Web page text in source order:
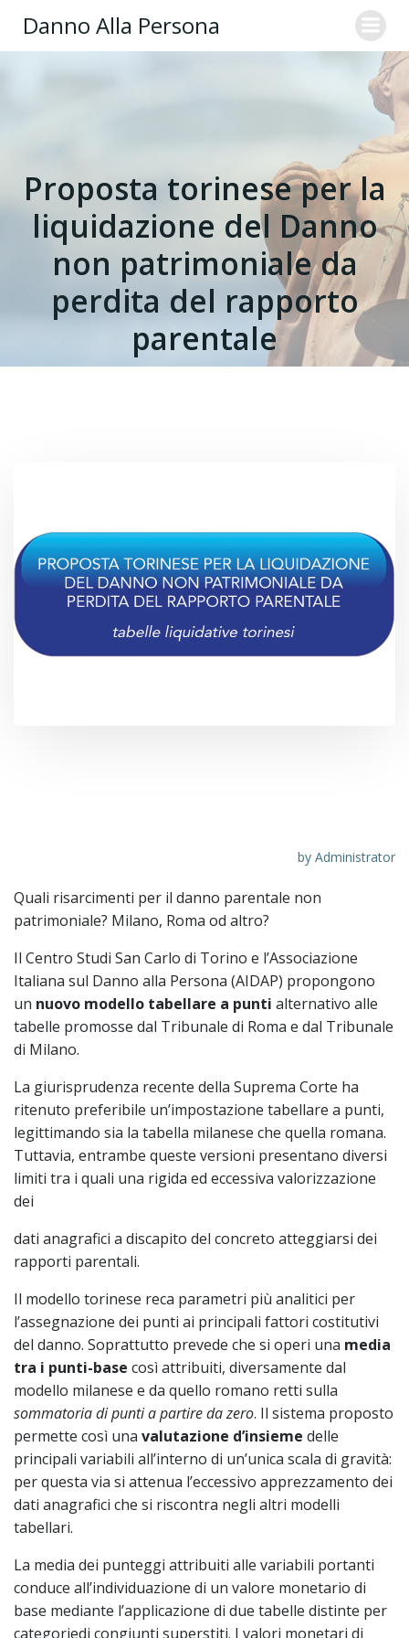
Danno Alla Persona
Proposta torinese per la
liquidazione del Danno
non patrimoniale da
perdita del rapporto
parentale
by Administrator
Quali risarcimenti per il danno parentale non
patrimoniale? Milano, Roma od altro?
Il Centro Studi San Carlo di Torino e l’Associazione
Italiana sul Danno alla Persona (AIDAP) propongono
un nuovo modello tabellare a punti alternativo alle
tabelle promosse dal Tribunale di Roma e dal Tribunale
di Milano.
La giurisprudenza recente della Suprema Corte ha
ritenuto preferibile un’impostazione tabellare a punti,
legittimando sia la tabella milanese che quella romana.
Tuttavia, entrambe queste versioni presentano diversi
limiti tra i quali una rigida ed eccessiva valorizzazione
dei
dati anagrafici a discapito del concreto atteggiarsi dei
rapporti parentali.
Il modello torinese reca parametri più analitici per
l’assegnazione dei punti ai principali fattori costitutivi
del danno. Soprattutto prevede che si operi una media
tra i punti-base così attribuiti, diversamente dal
modello milanese e da quello romano retti sulla
sommatoria di punti a partire da zero. Il sistema proposto
permette così una valutazione d’insieme delle
principali variabili all’interno di un’unica scala di gravità:
per questa via si attenua l’eccessivo apprezzamento dei
dati anagrafici che si riscontra negli altri modelli
tabellari.
La media dei punteggi attribuiti alle variabili portanti
conduce all’individuazione di un valore monetario di
base mediante l’applicazione di due tabelle distinte per
categoriedi congiunti superstiti. I valori monetari di